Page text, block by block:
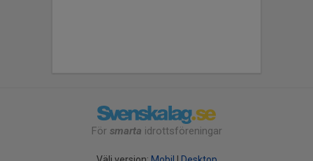
För smarta idrottsföreningar